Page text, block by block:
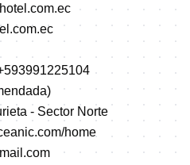
- Sector Norte
home